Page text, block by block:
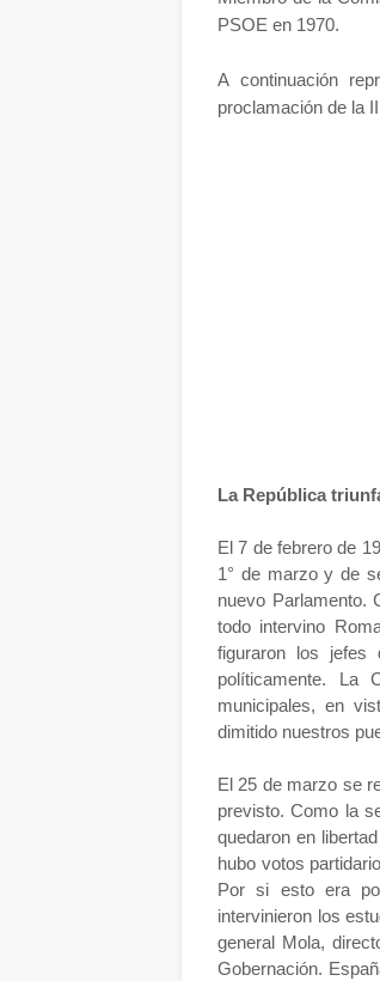
PSOE en 1970.
A continuación
proclamación de la
La República
El 7 de febrero de
1° de marzo y de
nuevo Parlamento.
todo intervino
figuraron los jefes
políticamente. La
municipales, en
dimitido nuestros
El 25 de marzo se
previsto. Como la
quedaron en
hubo votos
Por si esto era
intervinieron los
general Mola,
Gobernación.